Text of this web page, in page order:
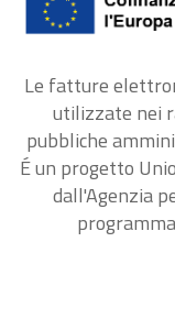
Le fatture
utilizzate nei
pubbliche
É un progetto
dall'Agenzia